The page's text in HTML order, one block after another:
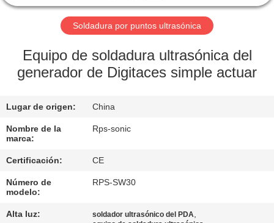
VIAJE
FÁBRICA
CONTROL
DE
ÉNTRENOS
EN
Soldadura por puntos ultrasónica
Equipo de soldadura ultrasónica del
generador de Digitaces simple actuar
Lugar de origen: China
Nombre de la
marca:
Rps-sonic
Certificación: CE
Número de
modelo:
RPS-SW30
Alta luz: soldador ultrasónico del PDA,